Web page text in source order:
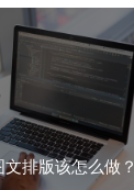
排版该怎么做？